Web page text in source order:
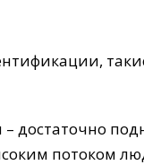
достаточно
потоком